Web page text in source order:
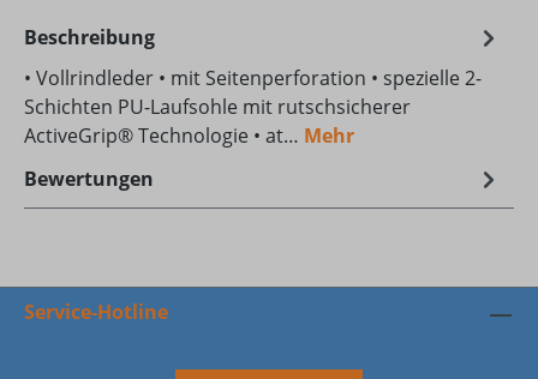
Beschreibung
• Vollrindleder • mit Seitenperforation • spezielle 2-
Schichten PU-Laufsohle mit rutschsicherer
ActiveGrip® Technologie • at… Mehr
Bewertungen
Service-Hotline